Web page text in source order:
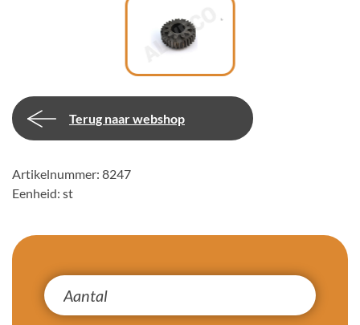
Terug naar webshop
Artikelnummer: 8247
Eenheid: st